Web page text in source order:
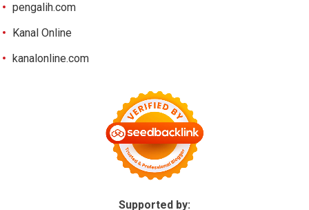
pengalih.com
Kanal Online
kanalonline.com
Supported by: